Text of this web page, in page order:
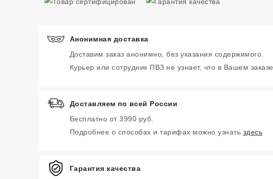
Анонимная доставка
Доставим заказ анонимно, без указания содержимого.
Курьер или сотрудник ПВЗ не узнает, что в Вашем заказе.
Доставляем по всей России
Бесплатно от 3990 руб.
Подробнее о способах и тарифах можно узнать здесь
Гарантия качества